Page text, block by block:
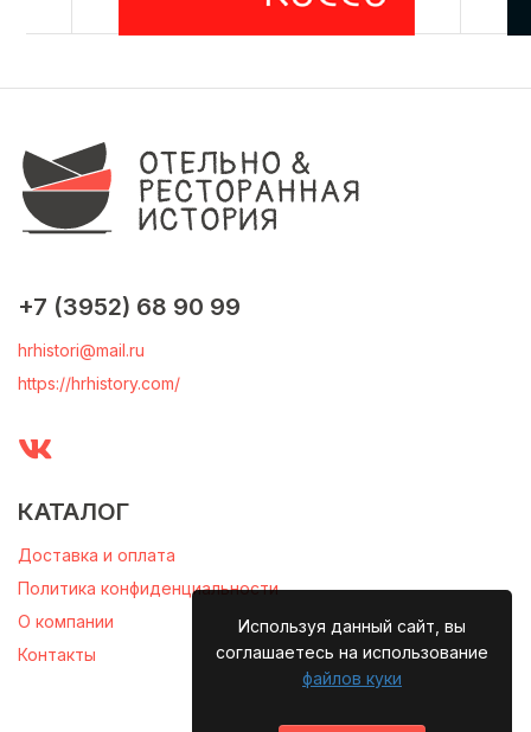
Используя данный сайт, вы
соглашаетесь на использование
файлов куки
+7 (3952) 68 90 99
hrhistori@mail.ru
https://hrhistory.com/
КАТАЛОГ
Доставка и оплата
Политика конфиденциальности
О компании
Контакты